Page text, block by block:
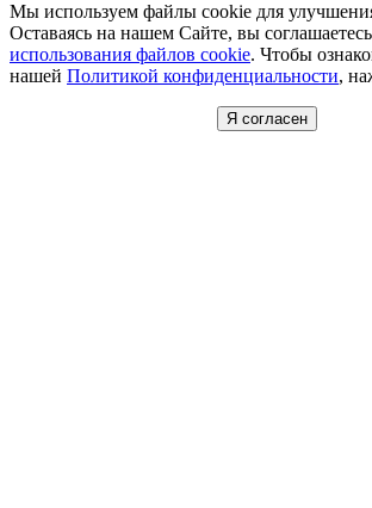
Мы используем файлы cookie для
Оставаясь на нашем Сайте, вы
использования файлов cookie. Чтобы
нашей Политикой конфиденциальности,
Я согласен